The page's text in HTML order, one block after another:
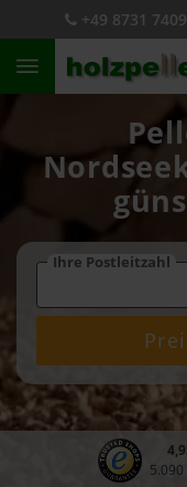
+49 8731
Ihre Postleitzahl